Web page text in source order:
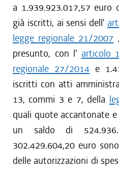
a 1.939.923.017,57 euro
già iscritti, ai sensi dell'
legge regionale 21/2007
presunto, con l' articolo
regionale 27/2014 e
iscritti con atti
13, commi 3 e 7, della
quali quote accantonate
un saldo di
302.429.604,20 euro
delle autorizzazioni di